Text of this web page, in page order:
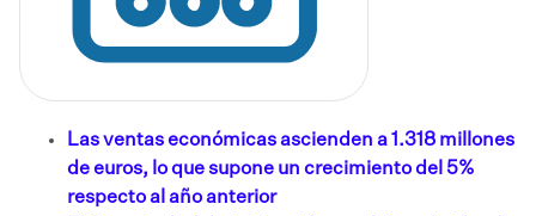
Las ventas económicas ascienden a 1.318 millones
de euros, lo que supone un crecimiento del 5%
respecto al año anterior